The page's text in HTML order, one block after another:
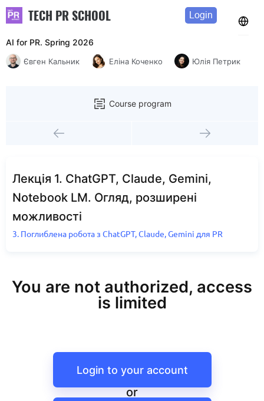
TECH PR SCHOOL Login
AI for PR. Spring 2026
Євген Кальник Еліна Коченко Юлія Петрик
Course program
Лекція 1. ChatGPT, Claude, Gemini,
Notebook LM. Огляд, розширені
можливості
3. Поглиблена робота з ChatGPT, Claude, Gemini для PR
You are not authorized, access
is limited
Login to your account
or